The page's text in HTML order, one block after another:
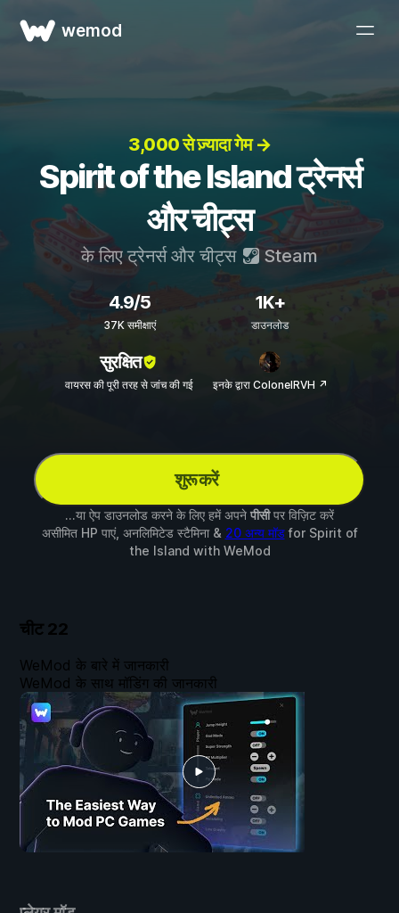
wemod
3,000 से ज़्यादा गेम →
Spirit of the Island ट्रेनर्स
और चीट्स
के लिए ट्रेनर्स और चीट्स Steam
4.9/5
37K समीक्षाएं
1K+
डाउनलोड
सुरक्षित
वायरस की पूरी तरह से जांच की गई इनके द्वारा ColonelRVH ↗
शुरू करें
...या ऐप डाउनलोड करने के लिए हमें अपने पीसीपर विज़िट करें
असीमित HP पाएं, अनलिमिटेड स्टैमिना & 20 अन्य मॉडfor Spirit of
the Island with WeMod
चीट 22
WeMod के बारे में जानकारी
WeMod के साथ मॉडिंग की जानकारी